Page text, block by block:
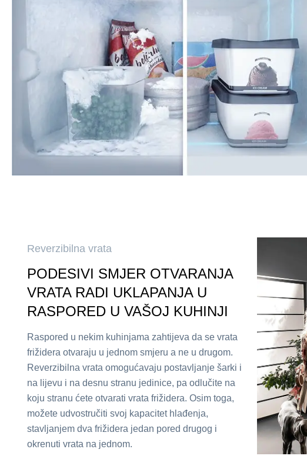
Reverzibilna vrata
PODESIVI SMJER OTVARANJA
VRATA RADI UKLAPANJA U
RASPORED U VAŠOJ KUHINJI
Raspored u nekim kuhinjama zahtijeva da se vrata
frižidera otvaraju u jednom smjeru a ne u drugom.
Reverzibilna vrata omogućavaju postavljanje šarki i
na lijevu i na desnu stranu jedinice, pa odlučite na
koju stranu ćete otvarati vrata frižidera. Osim toga,
možete udvostručiti svoj kapacitet hlađenja,
stavljanjem dva frižidera jedan pored drugog i
okrenuti vrata na jednom.